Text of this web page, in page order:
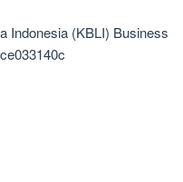
Indonesia (KBLI) Business